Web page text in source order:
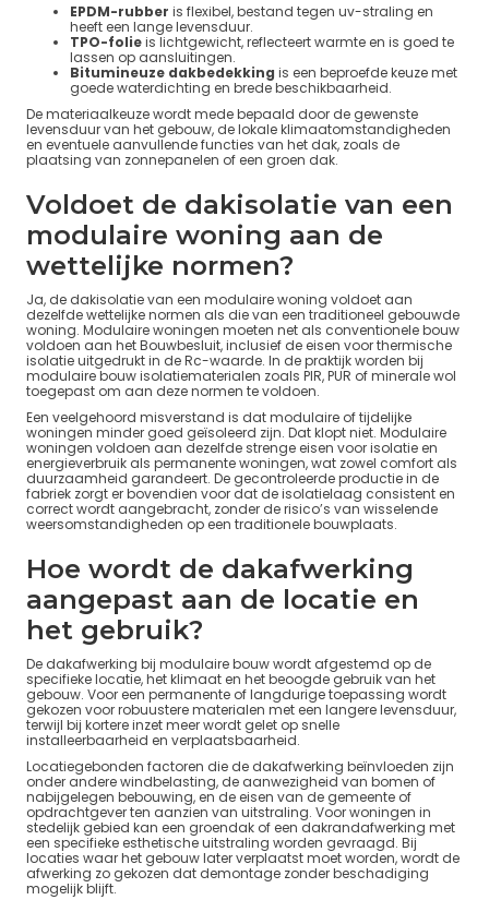
EPDM-rubber is flexibel, bestand tegen uv-straling en
heeft een lange levensduur.
TPO-folieis lichtgewicht, reflecteert warmte en is goed te
lassen op aansluitingen.
Bitumineuze dakbedekking is een beproefde keuze met
goede waterdichting en brede beschikbaarheid.
De materiaalkeuze wordt mede bepaald door de gewenste
levensduur van het gebouw, de lokale klimaatomstandigheden
en eventuele aanvullende functies van het dak, zoals de
plaatsing van zonnepanelen of een groen dak.
Voldoet de dakisolatie van een
modulaire woning aan de
wettelijke normen?
Ja, de dakisolatie van een modulaire woning voldoet aan
dezelfde wettelijke normen als die van een traditioneel gebouwde
woning. Modulaire woningen moeten net als conventionele bouw
voldoen aan het Bouwbesluit, inclusief de eisen voor thermische
isolatie uitgedrukt in de Rc-waarde. In de praktijk worden bij
modulaire bouw isolatiematerialen zoals PIR, PUR of minerale wol
toegepast om aan deze normen te voldoen.
Een veelgehoord misverstand is dat modulaire of tijdelijke
woningen minder goed geïsoleerd zijn. Dat klopt niet. Modulaire
woningen voldoen aan dezelfde strenge eisen voor isolatie en
energieverbruik als permanente woningen, wat zowel comfort als
duurzaamheid garandeert. De gecontroleerde productie in de
fabriek zorgt er bovendien voor dat de isolatielaag consistent en
correct wordt aangebracht, zonder de risico’s van wisselende
weersomstandigheden op een traditionele bouwplaats.
Hoe wordt de dakafwerking
aangepast aan de locatie en
het gebruik?
De dakafwerking bij modulaire bouw wordt afgestemd op de
specifieke locatie, het klimaat en het beoogde gebruik van het
gebouw. Voor een permanente of langdurige toepassing wordt
gekozen voor robuustere materialen met een langere levensduur,
terwijl bij kortere inzet meer wordt gelet op snelle
installeerbaarheid en verplaatsbaarheid.
Locatiegebonden factoren die de dakafwerking beïnvloeden zijn
onder andere windbelasting, de aanwezigheid van bomen of
nabijgelegen bebouwing, en de eisen van de gemeente of
opdrachtgever ten aanzien van uitstraling. Voor woningen in
stedelijk gebied kan een groendak of een dakrandafwerking met
een specifieke esthetische uitstraling worden gevraagd. Bij
locaties waar het gebouw later verplaatst moet worden, wordt de
afwerking zo gekozen dat demontage zonder beschadiging
mogelijk blijft.